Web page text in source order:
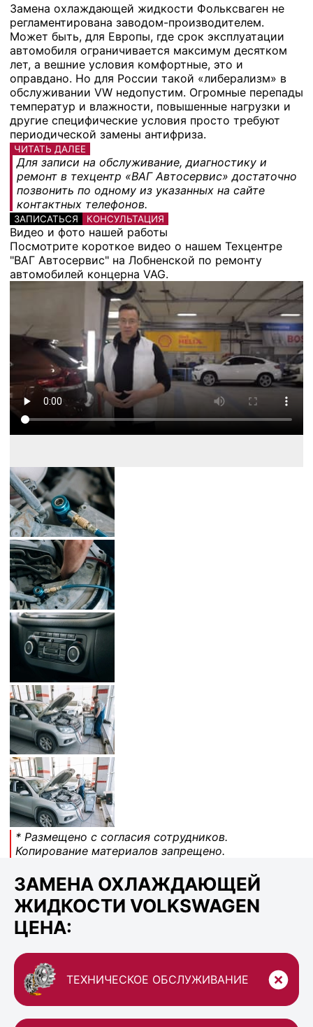
Замена охлаждающей жидкости Фольксваген не
регламентирована заводом-производителем.
Может быть, для Европы, где срок эксплуатации
автомобиля ограничивается максимум десятком
лет, а вешние условия комфортные, это и
оправдано. Но для России такой «либерализм» в
обслуживании VW недопустим. Огромные перепады
температур и влажности, повышенные нагрузки и
другие специфические условия просто требуют
периодической замены антифриза.
ЧИТАТЬ ДАЛЕЕ
Для записи на обслуживание, диагностику и
ремонт в техцентр «ВАГ Автосервис» достаточно
позвонить по одному из указанных на сайте
контактных телефонов.
ЗАПИСАТЬСЯ КОНСУЛЬТАЦИЯ
Видео и фото нашей работы
Посмотрите короткое видео о нашем Техцентре
"ВАГ Автосервис" на Лобненской по ремонту
автомобилей концерна VAG.
* Размещено с согласия сотрудников.
Копирование материалов запрещено.
ЗАМЕНА ОХЛАЖДАЮЩЕЙ
ЖИДКОСТИ VOLKSWAGEN
ЦЕНА:
ТЕХНИЧЕСКОЕ ОБСЛУЖИВАНИЕ